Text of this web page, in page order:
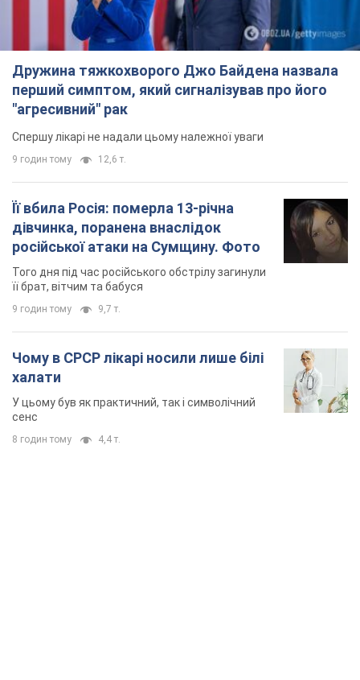
Дружина тяжкохворого Джо Байдена назвала
перший симптом, який сигналізував про його
"агресивний" рак
Спершу лікарі не надали цьому належної уваги
9 годин тому 12,6 т.
Її вбила Росія: померла 13-річна
дівчинка, поранена внаслідок
російської атаки на Сумщину. Фото
Того дня під час російського обстрілу загинули
її брат, вітчим та бабуся
9 годин тому 9,7 т.
Чому в СРСР лікарі носили лише білі
халати
У цьому був як практичний, так і символічний
сенс
8 годин тому 4,4 т.